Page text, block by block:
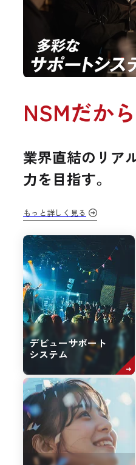
NSMだか
業界直結のリア
力を目指す。
もっと詳しく見る
デビューサポート
システム